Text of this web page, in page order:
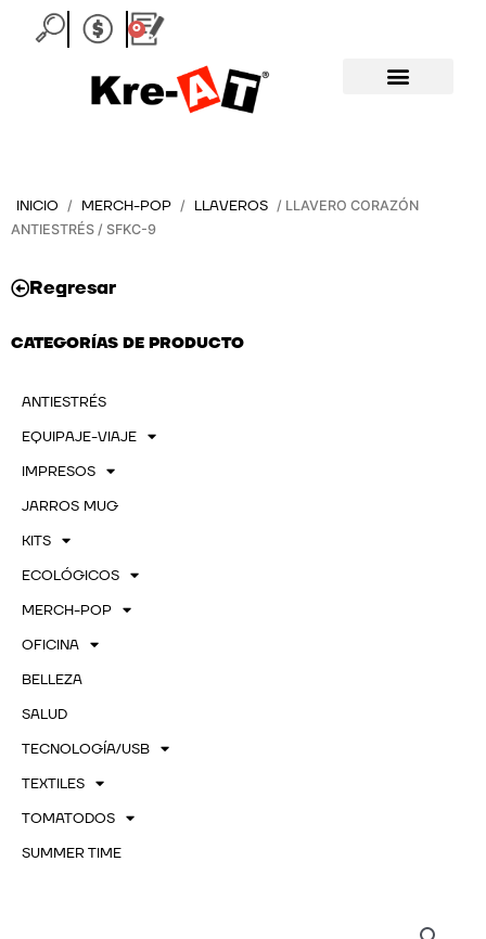
0
Carrito
INICIO / MERCH-POP / LLAVEROS / LLAVERO CORAZÓN
ANTIESTRÉS / SFKC-9
Regresar
CATEGORÍAS DE PRODUCTO
ANTIESTRÉS
EQUIPAJE-VIAJE
IMPRESOS
JARROS MUG
KITS
ECOLÓGICOS
MERCH-POP
OFICINA
BELLEZA
SALUD
TECNOLOGÍA/USB
TEXTILES
TOMATODOS
SUMMER TIME